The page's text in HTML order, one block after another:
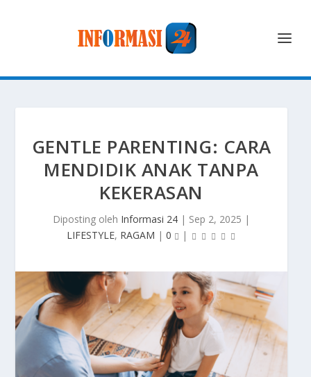
GENTLE PARENTING: CARA
MENDIDIK ANAK TANPA
KEKERASAN
Diposting oleh Informasi 24 | Sep 2, 2025 |
LIFESTYLE, RAGAM | 0 |